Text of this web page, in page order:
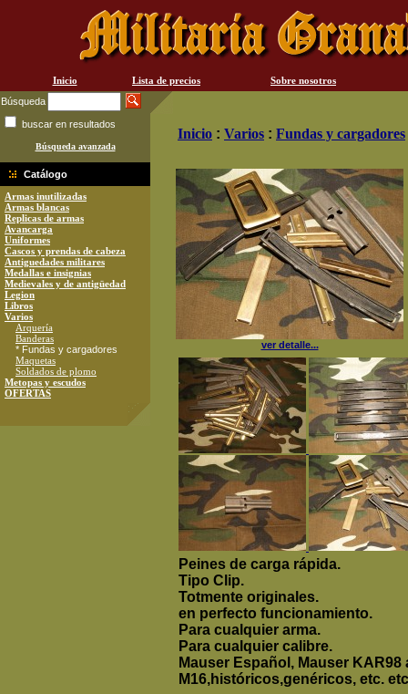
Inicio Lista de precios
Sobre nosotros
Búsqueda
buscar en resultados
Búsqueda avanzada
Catálogo
Armas inutilizadas
Armas blancas
Replicas de armas
Avancarga
Uniformes
Cascos y prendas de cabeza
Antiguedades militares
Medallas e insignias
Medievales y de antigüedad
Legion
Libros
Varios
Arquería
Banderas
* Fundas y cargadores
Maquetas
Soldados de plomo
Metopas y escudos
OFERTAS
Inicio : Varios : Fundas y cargadores
ver detalle...
Peines de carga rápida.
Tipo Clip.
Totmente originales.
en perfecto funcionamiento.
Para cualquier arma.
Para cualquier calibre.
Mauser Español, Mauser
M16,históricos,genéricos, etc.